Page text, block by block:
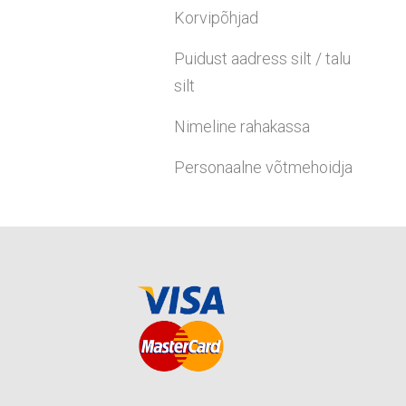
Korvipõhjad
Puidust aadress silt / talu
silt
Nimeline rahakassa
Personaalne võtmehoidja